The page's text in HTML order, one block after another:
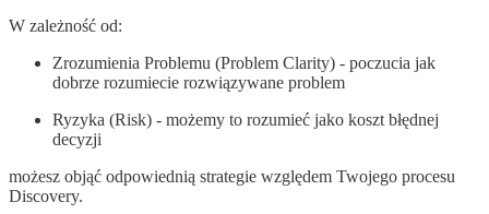
W zależność od:
Zrozumienia Problemu (Problem Clarity) - poczucia jak
dobrze rozumiecie rozwiązywane problem
Ryzyka (Risk) - możemy to rozumieć jako koszt błędnej
decyzji
możesz objąć odpowiednią strategie względem Twojego procesu
Discovery.